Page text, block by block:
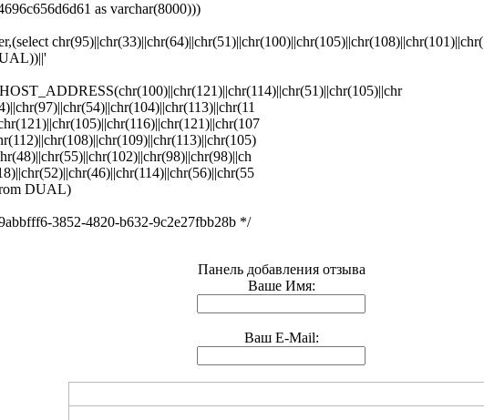
as varchar(8000)))
chr(95)||chr(33)||chr(64)||chr(51)||chr(100)||chr(105)||chr(108)||chr(101)||chr(
DUAL)
3852-4820-b632-9c2e27fbb28b */
Панель добавления отзыва
Ваше Имя:
Ваш E-Mail: